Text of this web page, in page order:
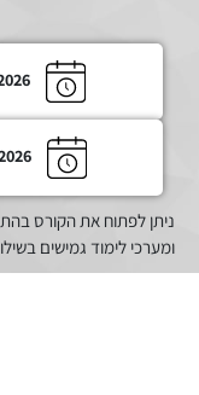
ניתן לפתוח את הקורס
ומערכי לימוד גמישים